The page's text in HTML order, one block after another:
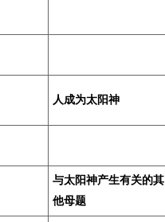
人成为太阳神
与太阳神产生有关的其
他母题